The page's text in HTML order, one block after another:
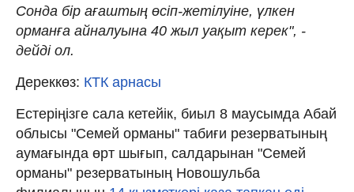
Сонда бір ағаштың өсіп-жетілуіне, үлкен
орманға айналуына 40 жыл уақыт керек", -
дейді ол.
Дереккөз: КТК арнасы
Естеріңізге сала кетейік, биыл 8 маусымда Абай
облысы "Семей орманы" табиғи резерватының
аумағында өрт шығып, салдарынан "Семей
орманы" резерватының Новошульба